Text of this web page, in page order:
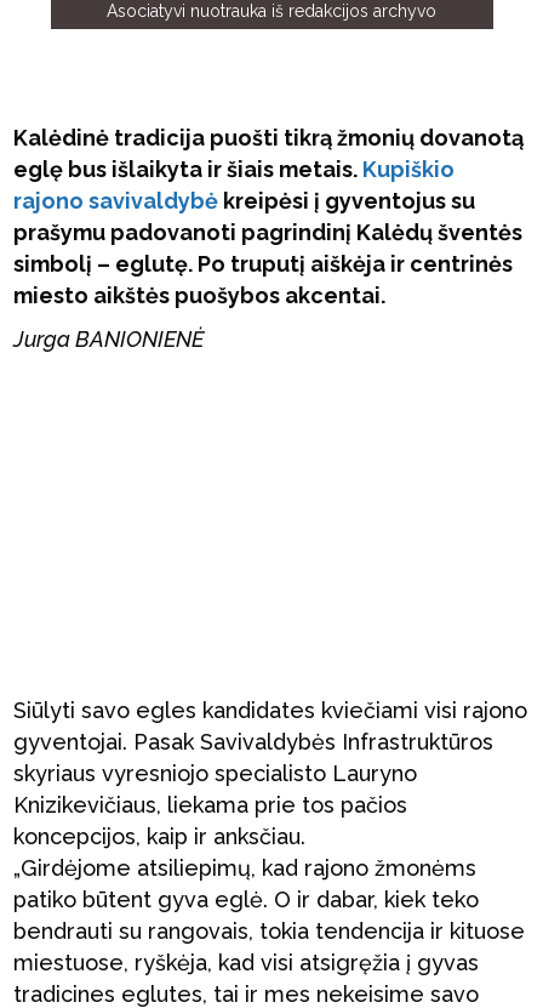
Asociatyvi nuotrauka iš redakcijos archyvo
Kalėdinė tradicija puošti tikrą žmonių dovanotą
eglę bus išlaikyta ir šiais metais. Kupiškio
rajono savivaldybė kreipėsi į gyventojus su
prašymu padovanoti pagrindinį Kalėdų šventės
simbolį – eglutę. Po truputį aiškėja ir centrinės
miesto aikštės puošybos akcentai.
Jurga BANIONIENĖ
Siūlyti savo egles kandidates kviečiami visi rajono
gyventojai. Pasak Savivaldybės Infrastruktūros
skyriaus vyresniojo specialisto Lauryno
Knizikevičiaus, liekama prie tos pačios
koncepcijos, kaip ir anksčiau.
„Girdėjome atsiliepimų, kad rajono žmonėms
patiko būtent gyva eglė. O ir dabar, kiek teko
bendrauti su rangovais, tokia tendencija ir kituose
miestuose, ryškėja, kad visi atsigręžia į gyvas
tradicines eglutes, tai ir mes nekeisime savo